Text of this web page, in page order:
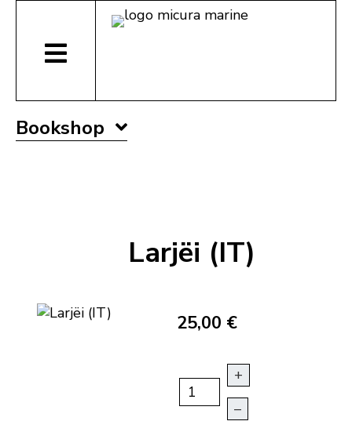
Bookshop
Larjëi (IT)
25,00 €
+
–